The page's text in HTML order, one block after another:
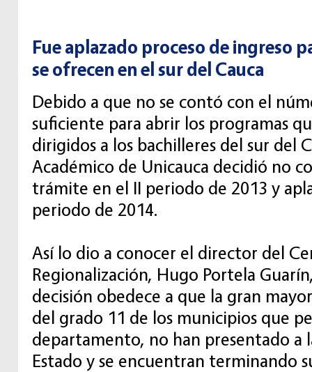
Fue aplazado proceso de ingreso
se ofrecen en el sur del Cauca
Debido a que no se contó con el
suficiente para abrir los programas
dirigidos a los bachilleres del sur del
Académico de Unicauca decidió no
trámite en el II periodo de 2013 y
periodo de 2014.
Así lo dio a conocer el director del
Regionalización, Hugo Portela
decisión obedece a que la gran
del grado 11 de los municipios que
departamento, no han presentado a
Estado y se encuentran terminando